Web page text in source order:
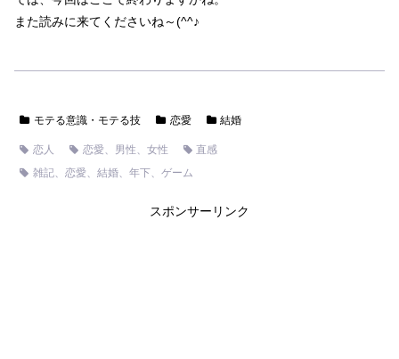
また読みに来てくださいね～(^^♪
モテる意識・モテる技 恋愛 結婚
恋人 恋愛、男性、女性
直感
雑記、恋愛、結婚、年下、ゲーム
スポンサーリンク